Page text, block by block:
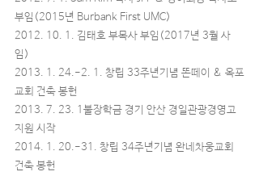
부임(2015년 Burbank First UMC)
2012. 10. 1. 김태호 부목사 부임(2017년 3월 사
임)
2013. 1. 24.-2. 1. 창립 33주년기념 똔떼이 & 옥포
교회 건축 봉헌
2013. 7. 23. 1불장학금 경기 안산 경일관광경영고
지원 시작
2014. 1. 20.-31. 창립 34주년기념 완네차웅교회
건축 봉헌